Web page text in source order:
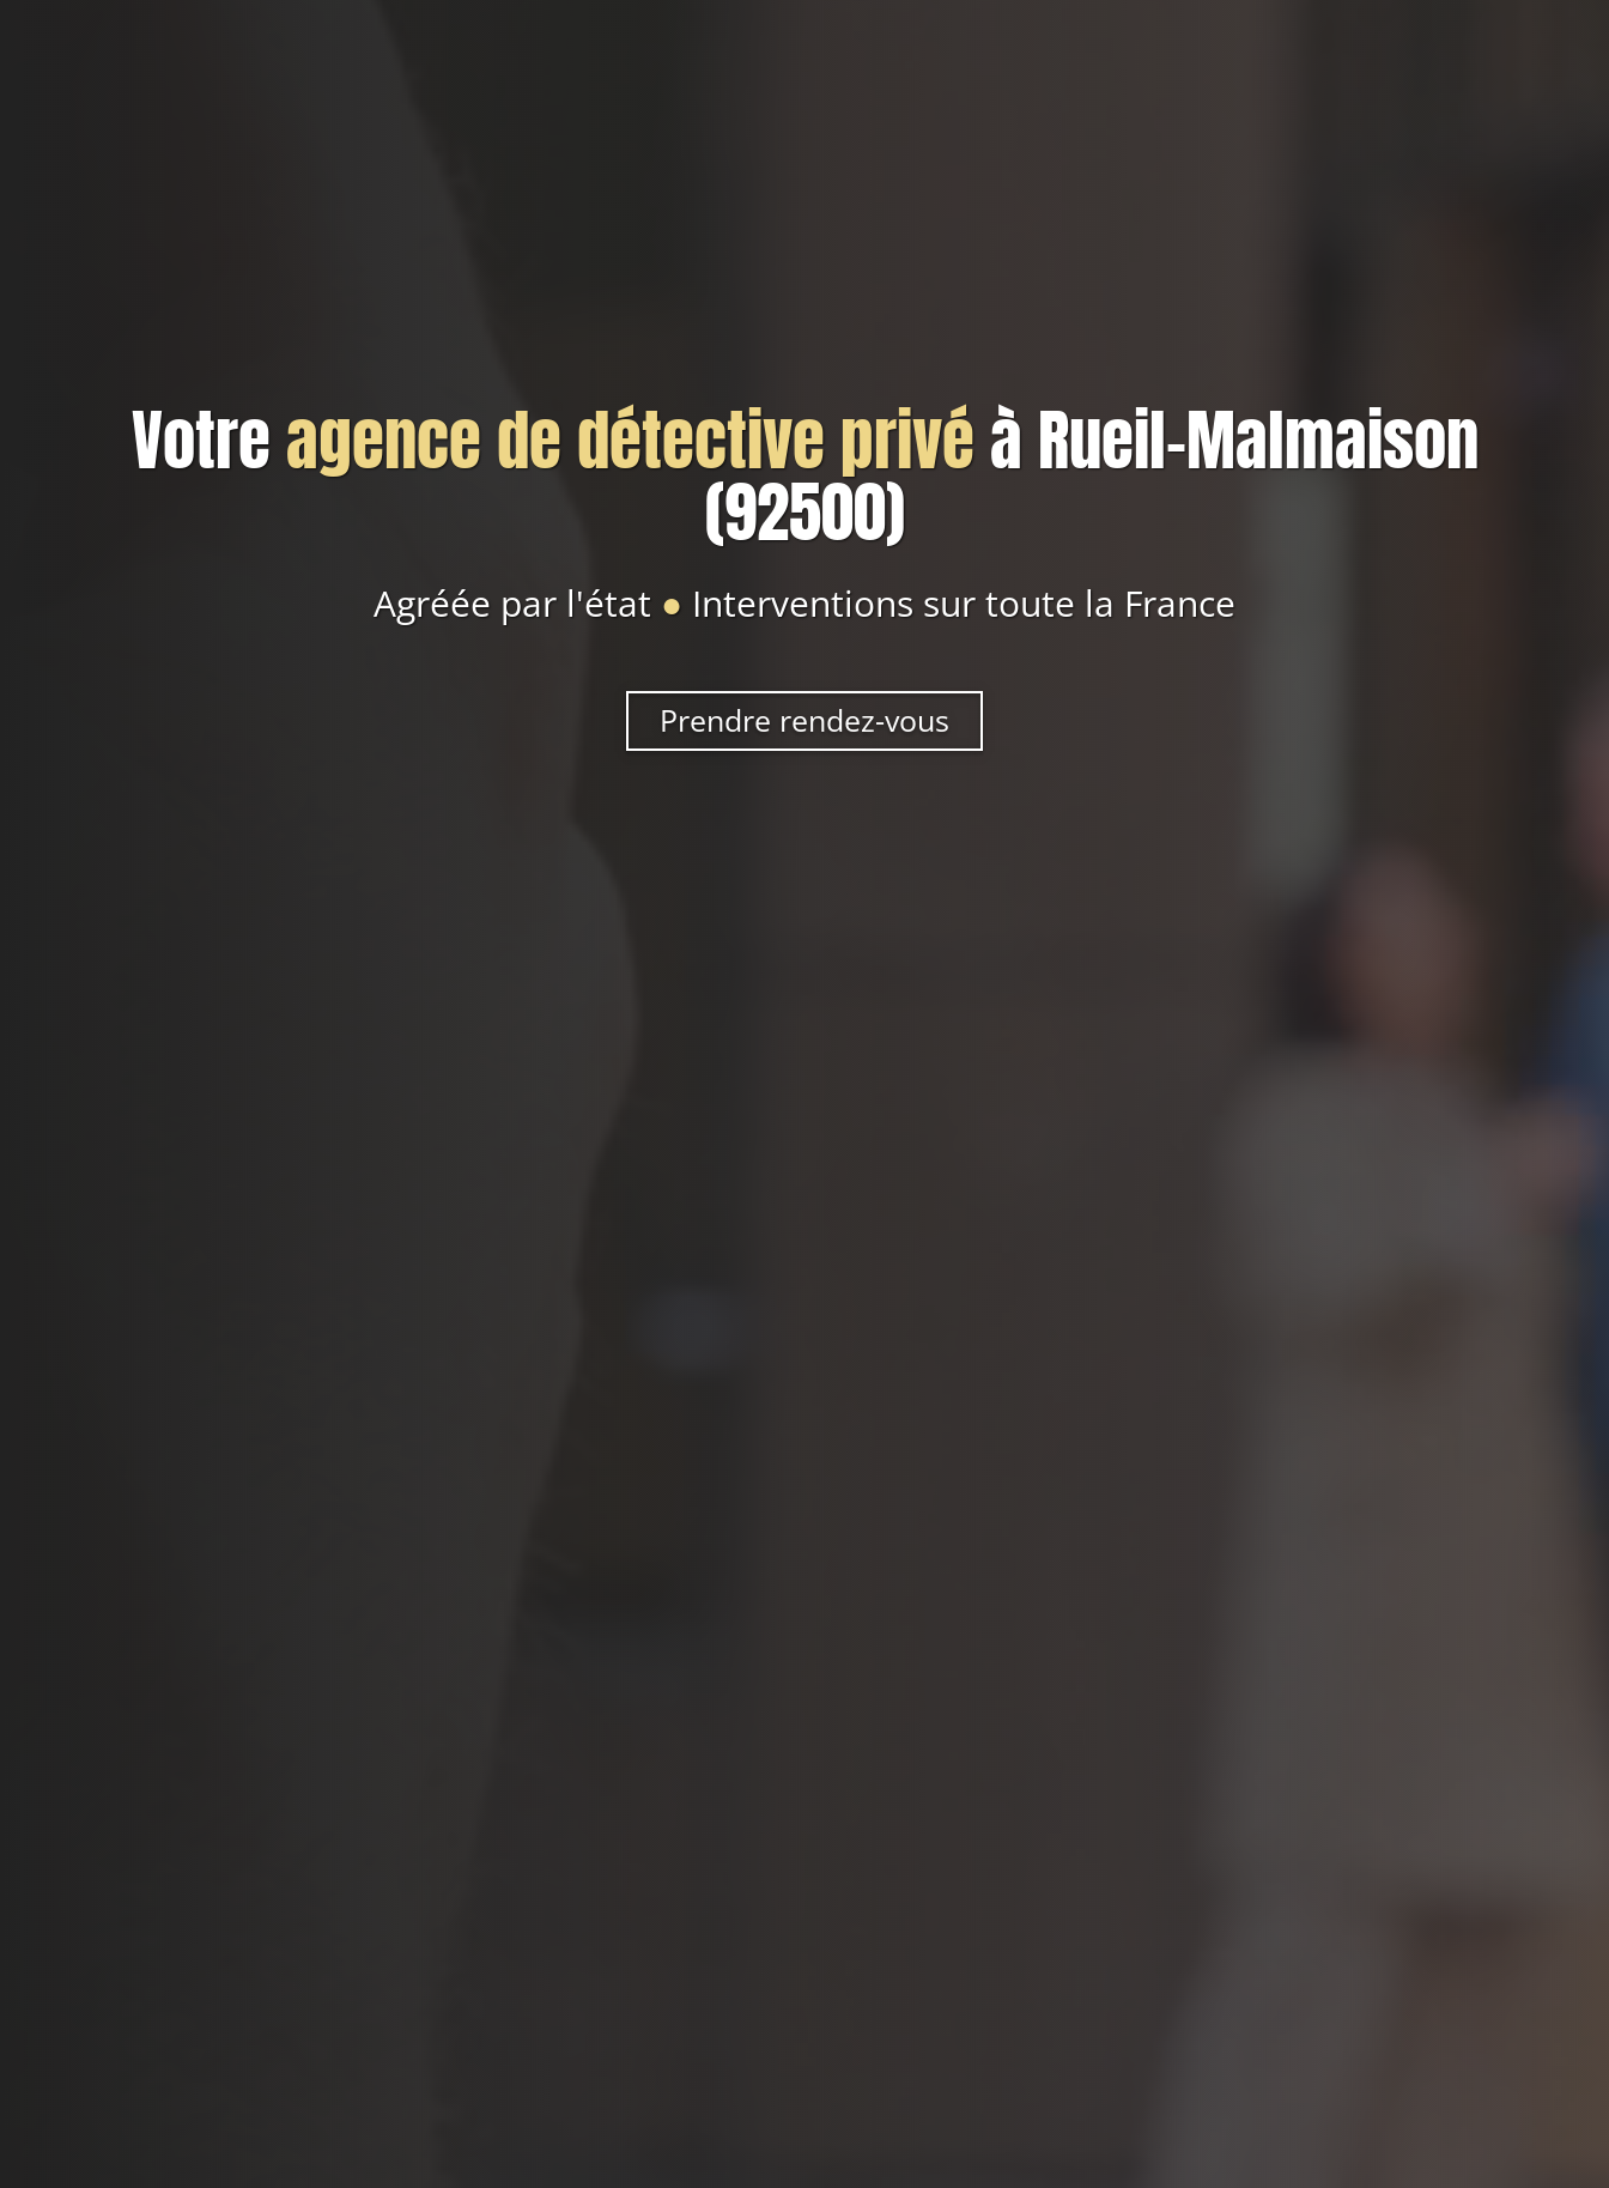
Votreagence de détective privéà Rueil-Malmaison
(92500)
Agréée par l'état ● Interventions sur toute la France
Prendre rendez-vous